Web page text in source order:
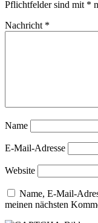
Pflichtfelder sind mit *
Nachricht *
Name
E-Mail-Adresse
Website
Name, E-Mail-
meinen nächsten